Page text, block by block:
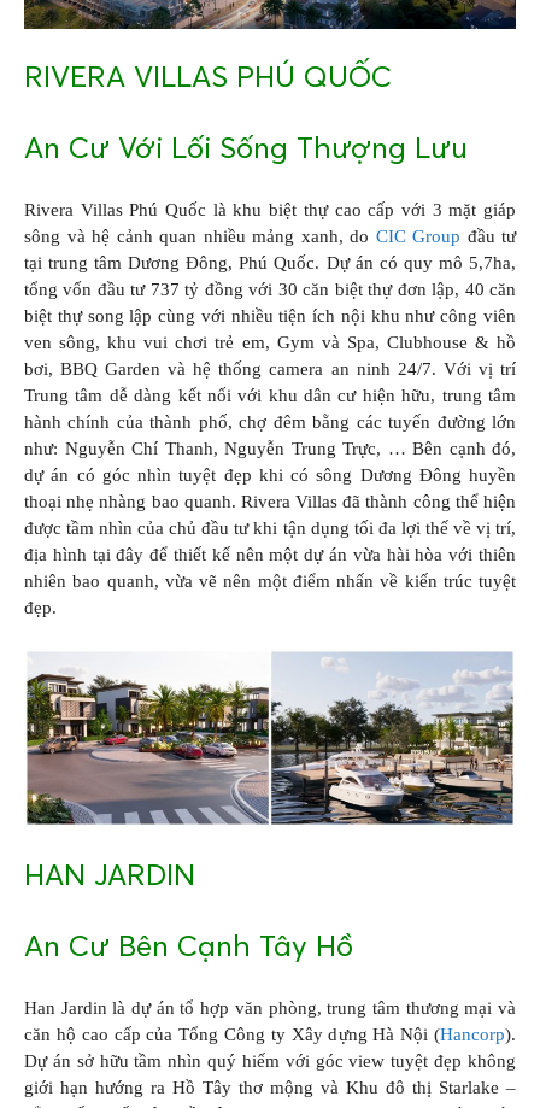
RIVERA VILLAS PHÚ QUỐC
An Cư Với Lối Sống Thượng Lưu
Rivera Villas Phú Quốc là khu biệt thự cao cấp với 3 mặt giáp
sông và hệ cảnh quan nhiều mảng xanh, do CIC Group đầu tư
tại trung tâm Dương Đông, Phú Quốc. Dự án có quy mô 5,7ha,
tổng vốn đầu tư 737 tỷ đồng với 30 căn biệt thự đơn lập, 40 căn
biệt thự song lập cùng với nhiều tiện ích nội khu như công viên
ven sông, khu vui chơi trẻ em, Gym và Spa, Clubhouse & hồ
bơi, BBQ Garden và hệ thống camera an ninh 24/7. Với vị trí
Trung tâm dễ dàng kết nối với khu dân cư hiện hữu, trung tâm
hành chính của thành phố, chợ đêm bằng các tuyến đường lớn
như: Nguyễn Chí Thanh, Nguyễn Trung Trực, … Bên cạnh đó,
dự án có góc nhìn tuyệt đẹp khi có sông Dương Đông huyền
thoại nhẹ nhàng bao quanh. Rivera Villas đã thành công thể hiện
được tầm nhìn của chủ đầu tư khi tận dụng tối đa lợi thế về vị trí,
địa hình tại đây để thiết kế nên một dự án vừa hài hòa với thiên
nhiên bao quanh, vừa vẽ nên một điểm nhấn về kiến trúc tuyệt
đẹp.
HAN JARDIN
An Cư Bên Cạnh Tây Hồ
Han Jardin là dự án tổ hợp văn phòng, trung tâm thương mại và
căn hộ cao cấp của Tổng Công ty Xây dựng Hà Nội (Hancorp).
Dự án sở hữu tầm nhìn quý hiếm với góc view tuyệt đẹp không
giới hạn hướng ra Hồ Tây thơ mộng và Khu đô thị Starlake –